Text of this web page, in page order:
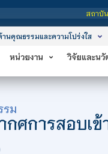
บันเทคโนโลยีจิตรลดา เป็นสถา
านคุณธรรมและความโปร่งใส
หน่วยงาน วิจัยและนวั
รม
กศการสอบเ